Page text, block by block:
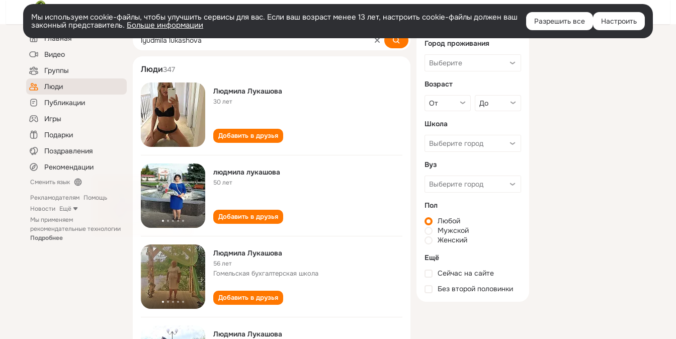
Войти
Мы используем cookie-файлы, чтобы улучшить сервисы для вас. Если ваш возраст менее 13 лет, настроить cookie-файлы должен ваш
законный представитель. Больше информации Разрешить все Настроить
Левая
колонкаГлавная
Видео
Группы
Люди
Публикации
Игры
Подарки
Поздравления
Рекомендации
Сменить язык
Рекламодателям Помощь
Новости Ещё
Мы применяем
рекомендательные технологии
Подробнее
lyudmila lukashova
Люди347
Людмила Лукашова
30 лет
Добавить в друзья
людмила лукашова
50 лет
Добавить в друзья
Людмила Лукашова
56 лет
Гомельская бухгалтерская школа
Добавить в друзья
Людмила Лукашова
Город проживания
Возраст
Школа
Вуз
Пол
Любой
Мужской
Женский
Ещё
Сейчас на сайте
Без второй половинки